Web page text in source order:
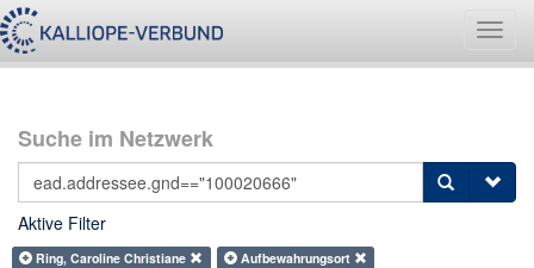
Suche im Netzwerk
Aktive Filter
Ring, Caroline Christiane
Aufbewahrungsort